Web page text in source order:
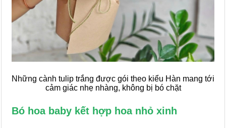
Những cành tulip trắng được gói theo kiểu Hàn mang tới
cảm giác nhẹ nhàng, không bị bó chặt
Bó hoa baby kết hợp hoa nhỏ xinh